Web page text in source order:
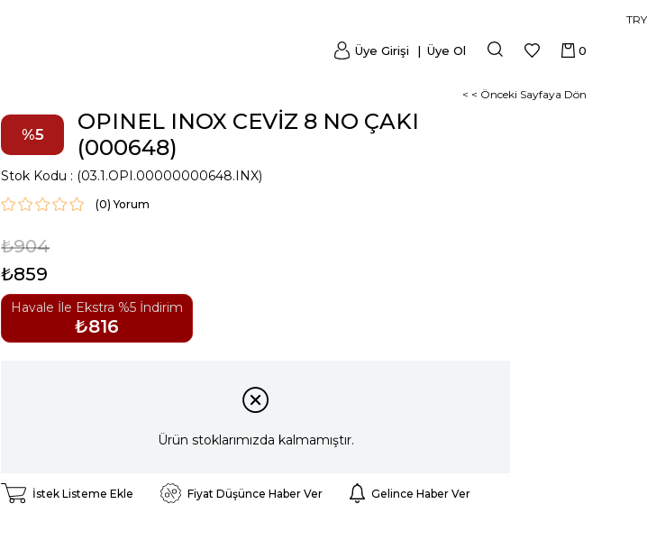
TRY
0
Üye Girişi Üye Ol
< < Önceki Sayfaya Dön
5
OPINEL INOX CEVİZ 8 NO ÇAKI
(000648)
Stok Kodu (03.1.OPI.00000000648.INX)
(0)
₺904
₺859
Havale İle Ekstra %5 İndirim
₺816
Ürün stoklarımızda kalmamıştır.
İstek Listeme Ekle Fiyat Düşünce Haber Ver Gelince Haber Ver